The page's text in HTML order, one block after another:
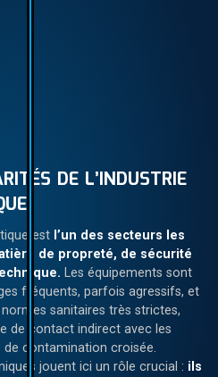
DE L’INDUSTRIE
est l’un des secteurs les
de propreté, de sécurité
Les équipements sont
fréquents, parfois agressifs, et
sanitaires très strictes,
de contact indirect avec les
de contamination croisée.
jouent ici un rôle crucial : ils